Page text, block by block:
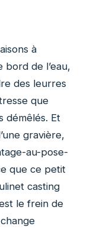
à
bord de l’eau,
des leurres
que
démêlés. Et
gravière,
au-pose-
que ce petit
casting
le frein de